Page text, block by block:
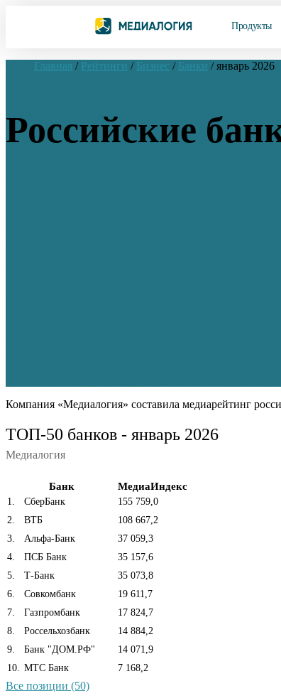
Продукты
Главная / Рейтинги / Бизнес / Банки / январь 2026
Российские
Компания «Медиалогия» составила медиарейтинг
ТОП-50 банков - январь 2026
Медиалогия
Банк МедиаИндекс
1 СберБанк
155 759,0
2
ВТБ
108 667,2
3
Альфа-Банк
37 059,3
4
ПСБ Банк
35 157,6
5
Т-Банк
35 073,8
6
Совкомбанк
19 611,7
7
Газпромбанк
17 824,7
8
Россельхозбанк
14 884,2
9
Банк "ДОМ.РФ"
14 071,9
10
МТС Банк 7 168,2
Все позиции (50)